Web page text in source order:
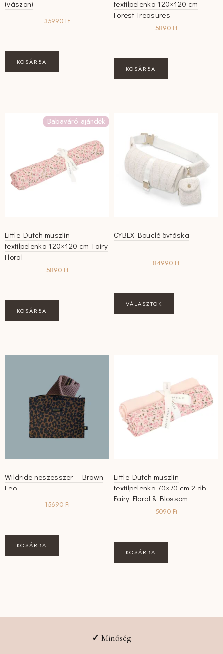
(vászon)
35990 Ft
KOSÁRBA
textilpelenka 120×120 cm
Forest Treasures
5890 Ft
KOSÁRBA
Babaváró ajándék
Little Dutch muszlin
textilpelenka 120×120 cm Fairy
Floral
5890 Ft
KOSÁRBA
CYBEX Bouclé övtáska
84990 Ft
VÁLASZTOK
a
változatok
a
termékoldalon
választhatók
Wildride neszesszer – Brown
Leo
15690 Ft
KOSÁRBA
Little Dutch muszlin
textilpelenka 70×70 cm 2 db
Fairy Floral & Blossom
5090 Ft
KOSÁRBA
✓ Minőség